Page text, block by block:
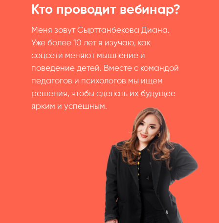
Кто проводит вебинар?
Меня зовут Сырттанбекова Диана.
Уже более 10 лет я изучаю, как
соцсети меняют мышление и
поведение детей. Вместе с командой
педагогов и психологов мы ищем
решения, чтобы сделать их будущее
ярким и успешным.